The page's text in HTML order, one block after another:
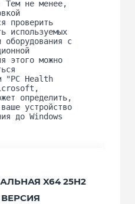
Тем не менее,
проверить
используемых
оборудования с
этого можно
"PC Health
определить,
устройство
до Windows
X64 25H2